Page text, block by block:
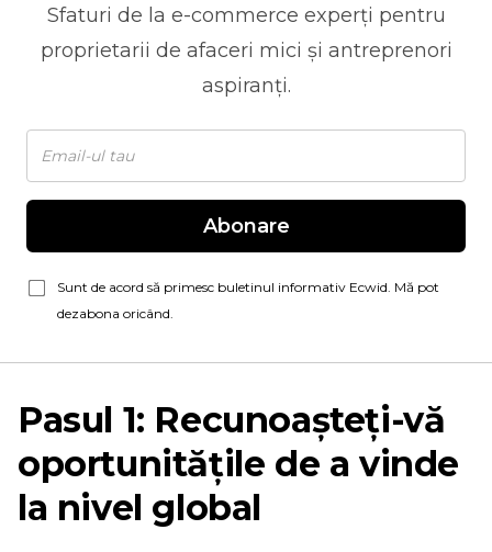
Sfaturi de la e-commerce experți pentru
proprietarii de afaceri mici și antreprenori
aspiranți.
Abonare
Sunt de acord să primesc buletinul informativ Ecwid. Mă pot
dezabona oricând.
Pasul 1: Recunoașteți-vă
oportunitățile de a vinde
la nivel global